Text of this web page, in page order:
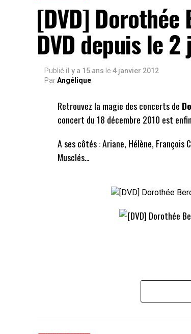
[DVD]
DVD depuis le
Publié il y a 15 ans le 4 janvier 2012
ParAngélique
Retrouvez la magie des concerts de
concert du 18 décembre 2010 est
A ses côtés : Ariane, Hélène, François
Musclés…